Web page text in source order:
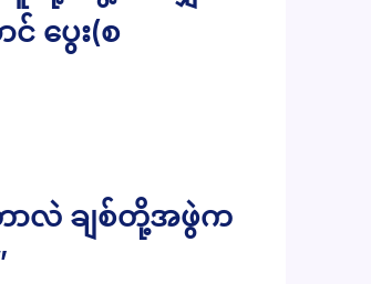
ပွေး(စ
ာလဲ ချစ်တို့အဖွဲက